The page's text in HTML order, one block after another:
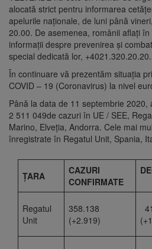
alocată strict pentru informarea
apelurile naționale, de luni până
20.00. De asemenea, românii aflați
informații despre prevenirea și
special dedicată lor, +4021.320.20.20.
În continuare vă prezentăm situația
COVID – 19 (Coronavirus) la nivel
Până la data de 11 septembrie 2020,
2 511 049de cazuri în UE / SEE,
Marino, Elveția, Andorra. Cele mai
înregistrate în Regatul Unit, Spania,
ŢARA
CAZURI
CONFIRMATE
Regatul
Unit
358.138
(+2.919)